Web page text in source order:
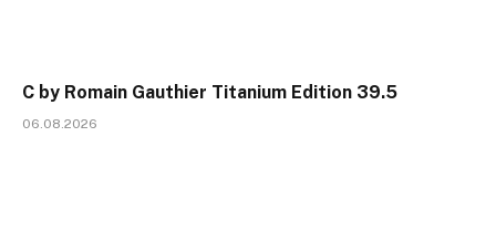
C by Romain Gauthier Titanium Edition 39.5
06.08.2026